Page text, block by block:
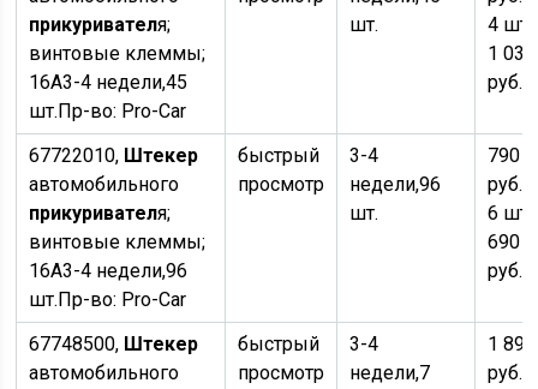
прикуривателя;
винтовые клеммы;
16А3-4 недели,45
шт.Пр-во: Pro-Car
шт.
4
1 030
руб.
67722010, Штекер
автомобильного
прикуривателя;
винтовые клеммы;
16А3-4 недели,96
шт.Пр-во: Pro-Car
быстрый
просмотр
3-4
недели,96
шт.
790
руб.
6
690
руб.
67748500, Штекер
автомобильного
быстрый
просмотр
3-4
недели,7
1 890
руб.